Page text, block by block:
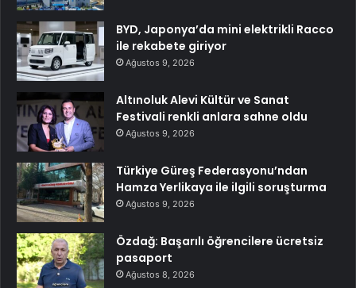
BYD, Japonya’da mini elektrikli Racco
ile rekabete giriyor
Ağustos 9, 2026
Altınoluk Alevi Kültür ve Sanat
Festivali renkli anlara sahne oldu
Ağustos 9, 2026
Türkiye Güreş Federasyonu’ndan
Hamza Yerlikaya ile ilgili soruşturma
Ağustos 9, 2026
Özdağ: Başarılı öğrencilere ücretsiz
pasaport
Ağustos 8, 2026